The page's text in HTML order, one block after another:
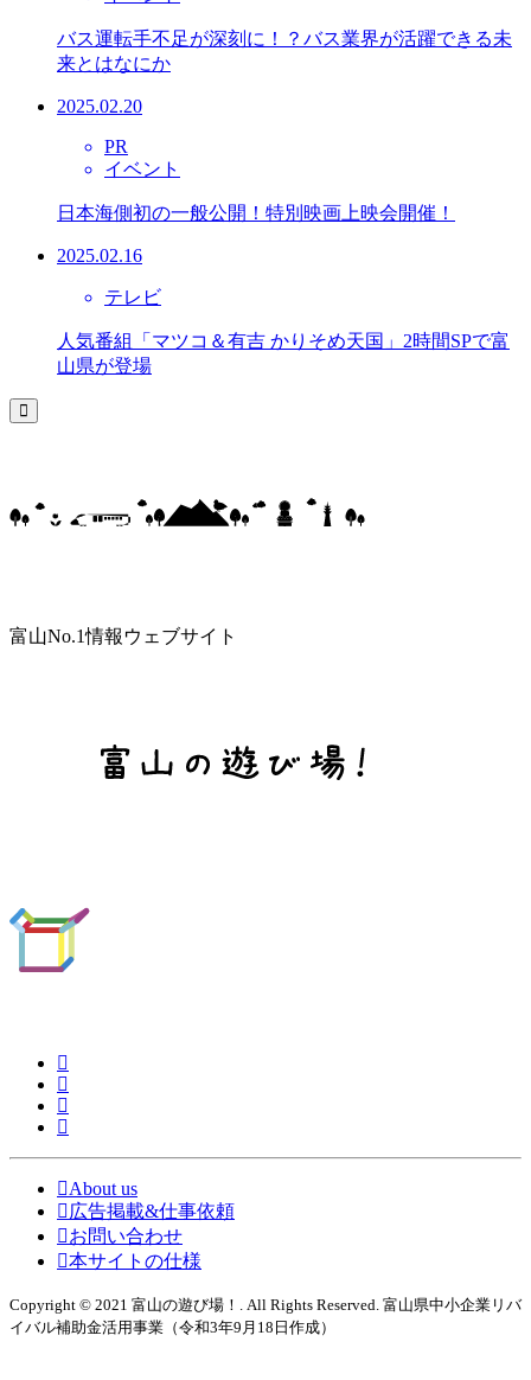
バス運転手不足が深刻に！？バス業界が活躍できる未
来とはなにか
2025.02.20
PR
イベント
日本海側初の一般公開！特別映画上映会開催！
2025.02.16
テレビ
人気番組「マツコ＆有吉 かりそめ天国」2時間SPで富
山県が登場
富山No.1情報ウェブサイト
About us
広告掲載&仕事依頼
お問い合わせ
本サイトの仕様
Copyright © 2021 富山の遊び場！. All Rights Reserved. 富山県中小企業リバ
イバル補助金活用事業（令和3年9月18日作成）